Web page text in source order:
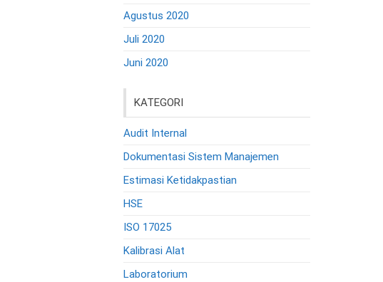
Agustus 2020
Juli 2020
Juni 2020
KATEGORI
Audit Internal
Dokumentasi Sistem Manajemen
Estimasi Ketidakpastian
HSE
ISO 17025
Kalibrasi Alat
Laboratorium